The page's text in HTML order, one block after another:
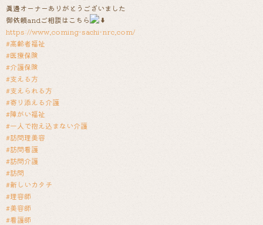
眞邊オーナーありがとうございました
御依頼andご相談はこちら
https://www.coming-sachi-nrc.com/
#高齢者福祉
#医療保険
#介護保険
#支える方
#支えられる方
#寄り添える介護
#障がい福祉
#一人で抱え込まない介護
#訪問理美容
#訪問看護
#訪問介護
#訪問
#新しいカタチ
#理容師
#美容師
#看護師